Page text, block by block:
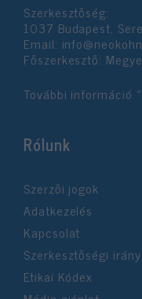
Szerkesztőség:
1037 Budapest,
Email:
Főszerkesztő:
További információ »
Rólunk
Szerzői jogok
Adatkezelés
Kapcsolat
Szerkesztőségi
Etikai Kódex